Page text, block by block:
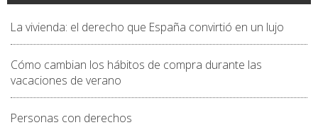
La vivienda: el derecho que España convirtió en un lujo
Cómo cambian los hábitos de compra durante las
vacaciones de verano
Personas con derechos